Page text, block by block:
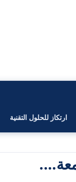
ارتكاز للحلول التقنية